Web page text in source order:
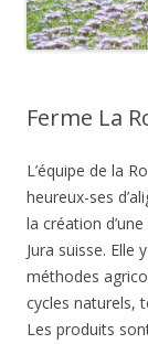
Ferme La
L’équipe de la
heureux-ses
la création
Jura suisse. Elle
méthodes
cycles naturels,
Les produits